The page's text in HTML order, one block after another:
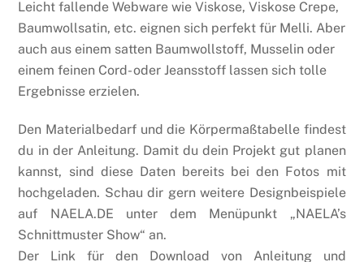
Leicht fallende Webware wie Viskose, Viskose Crepe,
Baumwollsatin, etc. eignen sich perfekt für Melli. Aber
auch aus einem satten Baumwollstoff, Musselin oder
einem feinen Cord- oder Jeansstoff lassen sich tolle
Ergebnisse erzielen.
Den Materialbedarf und die Körpermaßtabelle findest
du in der Anleitung. Damit du dein Projekt gut planen
kannst, sind diese Daten bereits bei den Fotos mit
hochgeladen. Schau dir gern weitere Designbeispiele
auf NAELA.DE unter dem Menüpunkt „NAELA’s
Schnittmuster Show“ an.
Der Link für den Download von Anleitung und